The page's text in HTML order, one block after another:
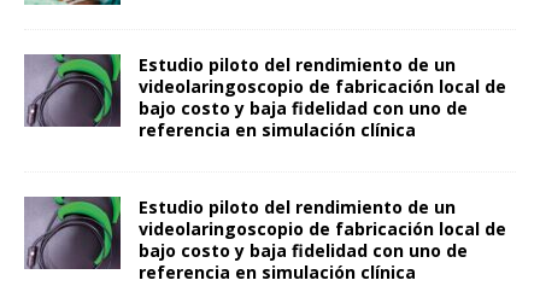
Estudio piloto del rendimiento de un
videolaringoscopio de fabricación local de
bajo costo y baja fidelidad con uno de
referencia en simulación clínica
Estudio piloto del rendimiento de un
videolaringoscopio de fabricación local de
bajo costo y baja fidelidad con uno de
referencia en simulación clínica